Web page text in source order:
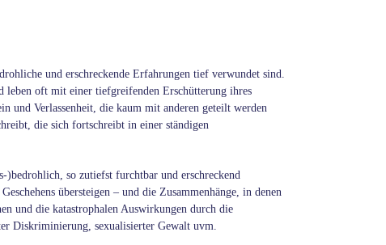
und erschreckende Erfahrungen tief verwundet sind.
leben oft mit einer tiefgreifenden Erschütterung ihres
und Verlassenheit, die kaum mit anderen geteilt werden
die sich fortschreibt in einer ständigen
so zutiefst furchtbar und erschreckend
übersteigen – und die Zusammenhänge, in denen
und die katastrophalen Auswirkungen durch die
Diskriminierung, sexualisierter Gewalt uvm.